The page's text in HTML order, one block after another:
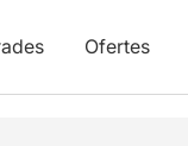
Ofertes